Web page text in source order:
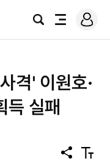
검
전
로
그
격' 이원호·
득 실패
공
텍